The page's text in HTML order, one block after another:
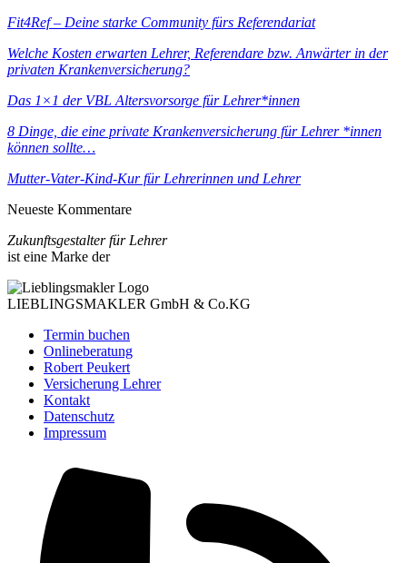
Fit4Ref – Deine starke Community fürs Referendariat
Welche Kosten erwarten Lehrer, Referendare bzw. Anwärter in der
privaten Krankenversicherung?
Das 1×1 der VBL Altersvorsorge für Lehrer*innen
8 Dinge, die eine private Krankenversicherung für Lehrer *innen
können sollte…
Mutter-Vater-Kind-Kur für Lehrerinnen und Lehrer
Neueste Kommentare
Zukunftsgestalter für Lehrer
ist eine Marke der
LIEBLINGSMAKLER GmbH & Co.KG
Termin buchen
Onlineberatung
Robert Peukert
Versicherung Lehrer
Kontakt
Datenschutz
Impressum